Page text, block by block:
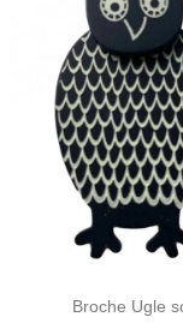
Broche Ugle